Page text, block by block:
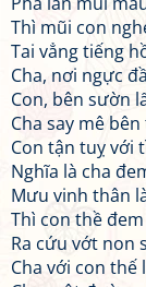
Thì mũi con
Tai vẳng tiếng
Cha, nơi ngực
Con, bên sườn
Cha say mê
Con tận tuỵ với
Nghĩa là cha
Mưu vinh thân
Thì con thề
Ra cứu vớt non
Cha với con thế